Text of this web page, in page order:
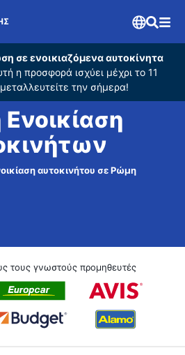
σε ενοικιαζόμενα αυτοκίνητα
η προσφορά ισχύει μέχρι το 11
την σήμερα!
αυτοκινήτου σε Ρώμη
τους γνωστούς προμηθευτές